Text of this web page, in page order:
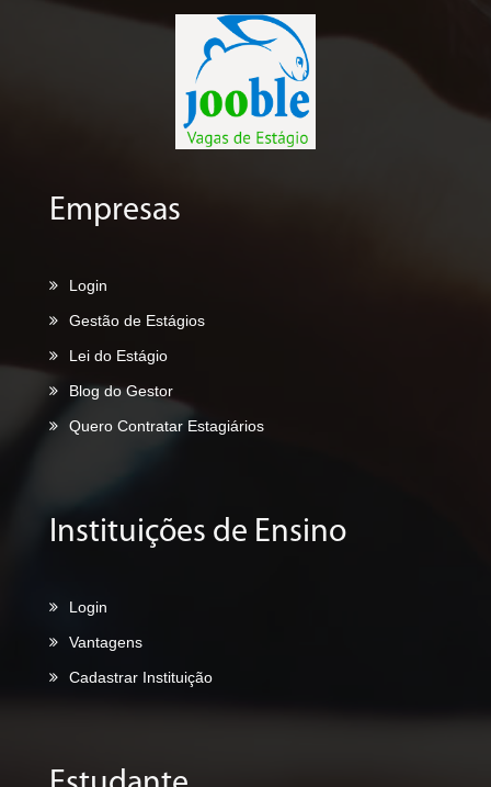
Empresas
Login
Gestão de Estágios
Lei do Estágio
Blog do Gestor
Quero Contratar Estagiários
Instituições de Ensino
Login
Vantagens
Cadastrar Instituição